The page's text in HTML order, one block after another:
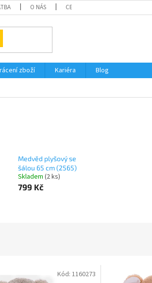
O NÁS CERTIFIKÁTY A NÁVODY
zboží Kariéra
Blog
Medvěd plyšový se
šálou 65 cm (2565)
Skladem (2 ks)
799 Kč
Kód: 1160273